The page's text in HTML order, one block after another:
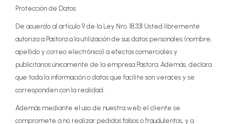
Protección de Datos.
De acuerdo al artículo 9 de la Ley Nro. 18.331 Usted libremente
autoriza a Pastora a la utilización de sus datos personales (nombre,
apellido y correo electrónico) a efectos comerciales y
publicitarios únicamente de la empresa Pastora. Además, declara
que toda la información o datos que facilite son veraces y se
corresponden con la realidad.
Además mediante el uso de nuestra web el cliente se
compromete a no realizar pedidos falsos o fraudulentos, y a